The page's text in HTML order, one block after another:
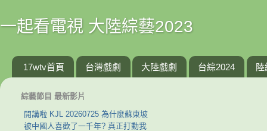
一起看電視 大陸綜藝2023
17wtv首頁 台灣戲劇 大陸戲劇 台綜2024 陸
綜藝節目 最新影片
開講啦 KJL 20260725 為什麼蘇東坡
被中國人喜歡了一千年? 真正打動我